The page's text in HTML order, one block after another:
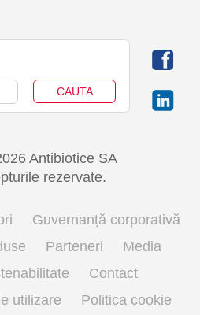
Antibiotice SA
rezervate.
Guvernanță corporativă
Parteneri
Media
Contact
utilizare
Politica cookie